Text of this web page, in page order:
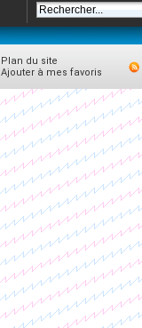
Plan du site
Ajouter à mes favoris